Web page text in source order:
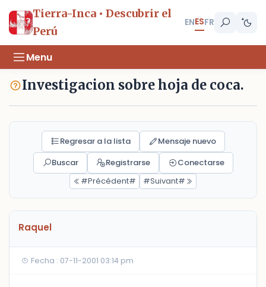
Tierra-Inca • Descubrir el
Perú
ENESFR
Menu
Investigacion sobre hoja de coca.
Regresar a la lista
Mensaje nuevo
Buscar
Registrarse
Conectarse
#Précédent#
#Suivant#
Raquel
Fecha : 07-11-2001 03:14 pm